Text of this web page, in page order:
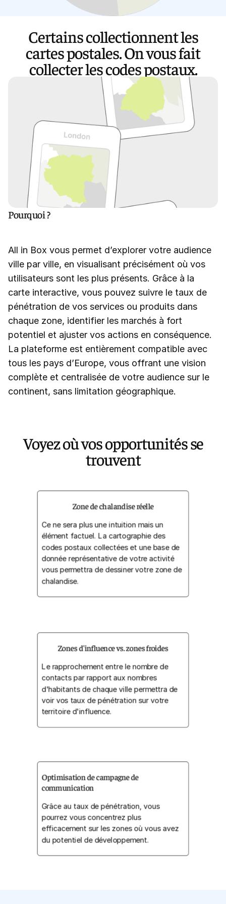
OFFRES
NOUS CONTACTER
NOUVEAU
Le coach intelligent Eden
Découvrir Eden
Certains collectionnent les
cartes postales. On vous fait
collecter les codes postaux.
Pourquoi ?
All in Box vous permet d’explorer votre audience
ville par ville, en visualisant précisément où vos
utilisateurs sont les plus présents. Grâce à la
carte interactive, vous pouvez suivre le taux de
pénétration de vos services ou produits dans
chaque zone, identifier les marchés à fort
potentiel et ajuster vos actions en conséquence.
La plateforme est entièrement compatible avec
tous les pays d’Europe, vous offrant une vision
complète et centralisée de votre audience sur le
continent, sans limitation géographique.
Voyez où vos opportunités se
trouvent
Zone de chalandise réelle
Ce ne sera plus une intuition mais un
élément factuel. La cartographie des
codes postaux collectées et une base de
donnée représentative de votre activité
vous permettra de dessiner votre zone de
chalandise.
Zones d'influence vs. zones froides
Le rapprochement entre le nombre de
contacts par rapport aux nombres
d'habitants de chaque ville permettra de
voir vos taux de pénétration sur votre
territoire d'influence.
Optimisation de campagne de
communication
Grâce au taux de pénétration, vous
pourrez vous concentrez plus
efficacement sur les zones où vous avez
du potentiel de développement.